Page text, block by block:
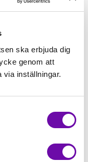
ska erbjuda dig
genom att
via inställningar.
varukorgen,